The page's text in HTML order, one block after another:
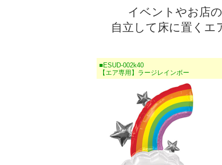
イベントやお店
自立して床に置く
■ESUD-002k40
【エア専用】ラージレインボー